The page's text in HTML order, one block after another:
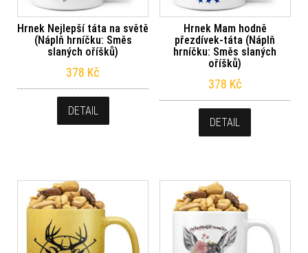
Hrnek Nejlepší táta na světě
(Náplň hrníčku: Směs
slaných oříšků)
378 Kč
DETAIL
Hrnek Mam hodně
přezdívek-táta (Náplň
hrníčku: Směs slaných
oříšků)
378 Kč
DETAIL